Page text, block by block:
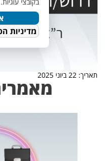
תאריך: 22 ביוני 2025
מדיניות